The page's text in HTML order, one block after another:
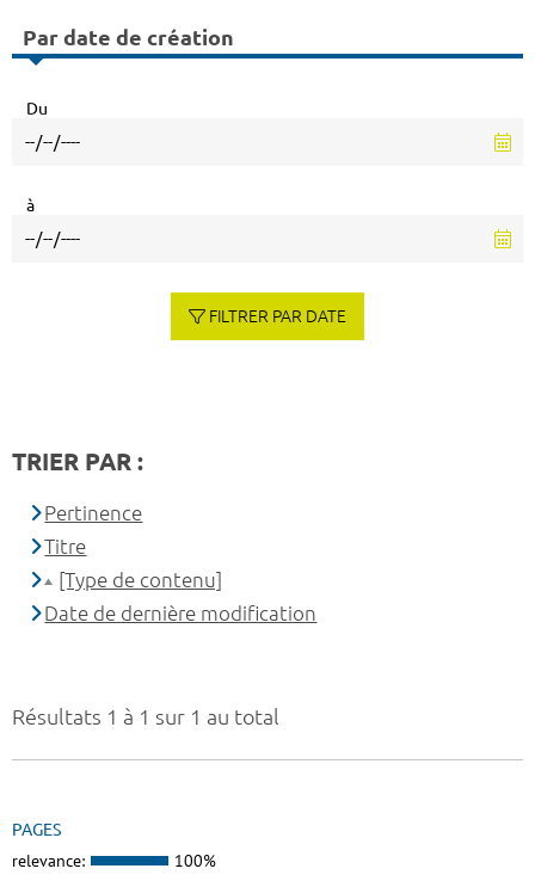
Résultats 1 à 1 sur 1 au total
PAGES
relevance: 100%
Par date de création
Du
à
FILTRER PAR DATE
TRIER PAR :
Pertinence
Titre
[Type de contenu]
Date de dernière modification